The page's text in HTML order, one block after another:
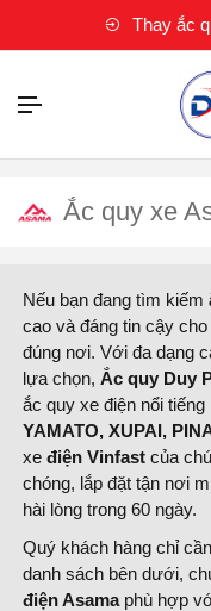
Thay ắc
Ắc quy xe
Nếu bạn đang tìm kiếm
cao và đáng tin cậy
đúng nơi. Với đa dạng
lựa chọn, Ắc quy Duy
ắc quy xe điện nổi
YAMATO, XUPAI,
xe điện Vinfast của
chóng, lắp đặt tận nơi
hài lòng trong 60 ngày.
Quý khách hàng chỉ
danh sách bên dưới,
điện Asama phù hợp